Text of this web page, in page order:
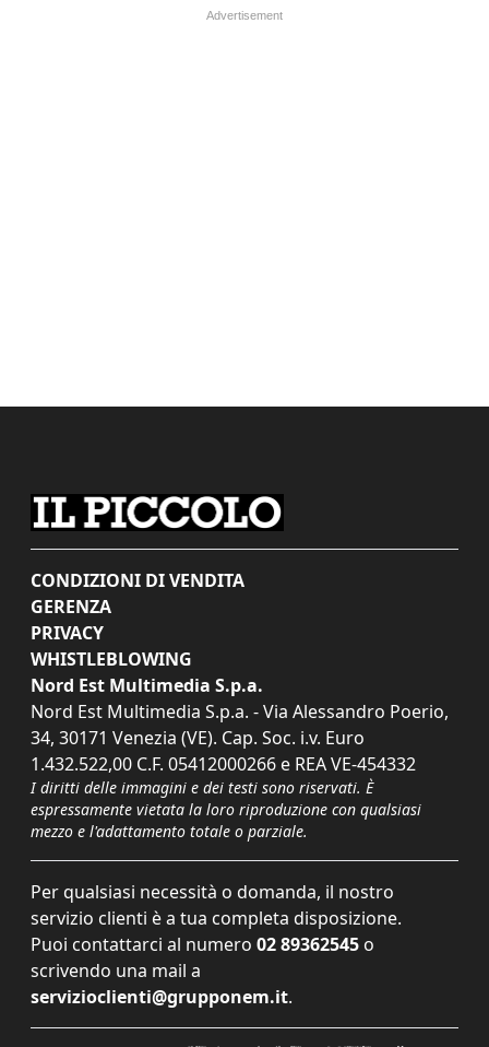
CONDIZIONI DI VENDITA
GERENZA
PRIVACY
WHISTLEBLOWING
Nord Est Multimedia S.p.a.
Nord Est Multimedia S.p.a. - Via Alessandro Poerio,
34, 30171 Venezia (VE). Cap. Soc. i.v. Euro
1.432.522,00 C.F. 05412000266 e REA VE-454332
I diritti delle immagini e dei testi sono riservati. È
espressamente vietata la loro riproduzione con qualsiasi
mezzo e l'adattamento totale o parziale.
Per qualsiasi necessità o domanda, il nostro
servizio clienti è a tua completa disposizione.
Puoi contattarci al numero 02 89362545 o
scrivendo una mail a
servizioclienti@grupponem.it.